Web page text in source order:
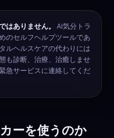
はありません。
AI気分トラ
のセルフヘルプツールであ
ルヘルスケアの代わりには
も診断、治療、治癒しませ
急サービスに連絡してくだ
ーを使うのか